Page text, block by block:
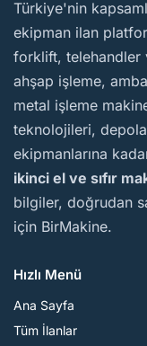
BirMakine
Türkiye'nin
ekipman ilan
forklift, telehandler
ahşap işleme,
metal işleme
teknolojileri,
ekipmanlarına
ikinci el ve sıfır
bilgiler, doğrudan
için BirMakine.
Hızlı Menü
Ana Sayfa
Tüm İlanlar